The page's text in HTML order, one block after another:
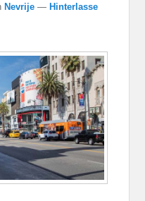
Nevrije — Hinterlasse